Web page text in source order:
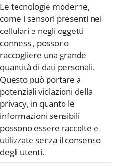
Le tecnologie moderne,
come i sensori presenti nei
cellulari e negli oggetti
connessi, possono
raccogliere una grande
quantità di dati personali.
Questo può portare a
potenziali violazioni della
privacy, in quanto le
informazioni sensibili
possono essere raccolte e
utilizzate senza il consenso
degli utenti.